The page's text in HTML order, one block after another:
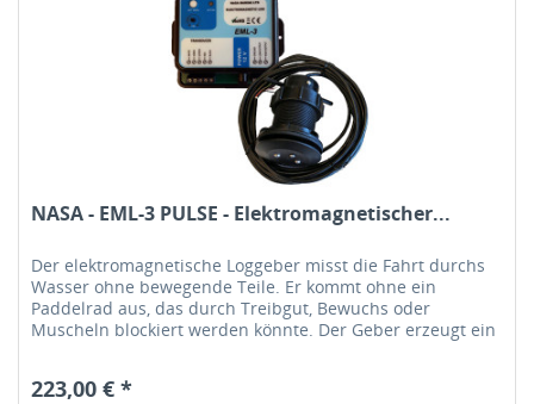
NASA - EML-3 PULSE - Elektromagnetischer...
Der elektromagnetische Loggeber misst die Fahrt durchs
Wasser ohne bewegende Teile. Er kommt ohne ein
Paddelrad aus, das durch Treibgut, Bewuchs oder
Muscheln blockiert werden könnte. Der Geber erzeugt ein
223,00 € *